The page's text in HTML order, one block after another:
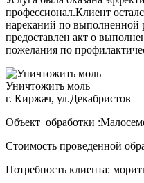
профессионал.Клиент
нареканий по выполненной
предоставлен акт о
пожелания по
Уничтожить моль
г. Киржач, ул.Декабристов
Объект обработки
Стоимость проведенной
Потребность клиента: